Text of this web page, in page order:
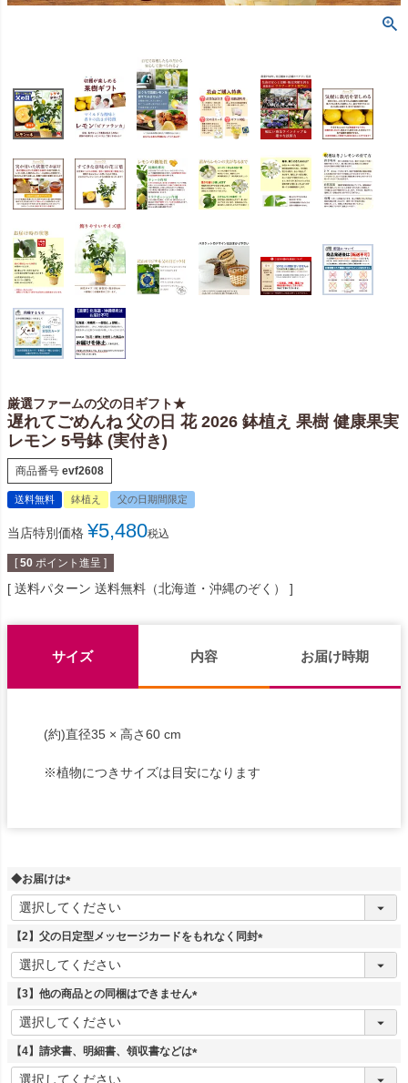
厳選ファームの父の日ギフト★
遅れてごめんね 父の日 花 2026 鉢植え 果樹 健康果実
レモン 5号鉢 (実付き)
商品番号 evf2608
送料無料 鉢植え 父の日期間限定
当店特別価格 ¥5,480税込
[ 50 ポイント進呈 ]
送料パターン 送料無料（北海道・沖縄のぞく）
サイズ 内容 お届け時期
(約)直径35 × 高さ60 cm
※植物につきサイズは目安になります
◆お届けは
(
必
須
【2】父の日定型メッセージカードをもれなく同封
(
【3】他の商品との同梱はできません
(
須
【4】請求書、明細書、領収書などは
(